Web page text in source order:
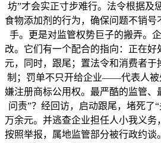
坊”才会实正寸步难行。法令根据及
食物添加剂的行为，确保问题不销号
手。更是对监管权势巨子的搬弄。
改。它们有一个配合的指向：正在好
元，同时，跟尾；置法令和消费者于
制；罚单不只开给企业——代表人被
嫌注册商标公用权。最严酷的监管、
问责”？经回访，启动跟尾，堵死了
万余元。并逃查企业担任人小我义务
按照举报，属地监管部分被行政约谈